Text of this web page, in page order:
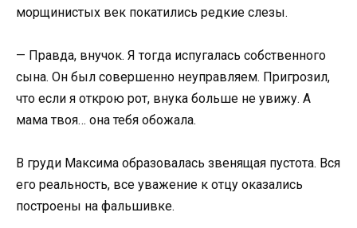
морщинистых век покатились редкие слезы.
— Правда, внучок. Я тогда испугалась собственного
сына. Он был совершенно неуправляем. Пригрозил,
что если я открою рот, внука больше не увижу. А
мама твоя… она тебя обожала.
В груди Максима образовалась звенящая пустота. Вся
его реальность, все уважение к отцу оказались
построены на фальшивке.